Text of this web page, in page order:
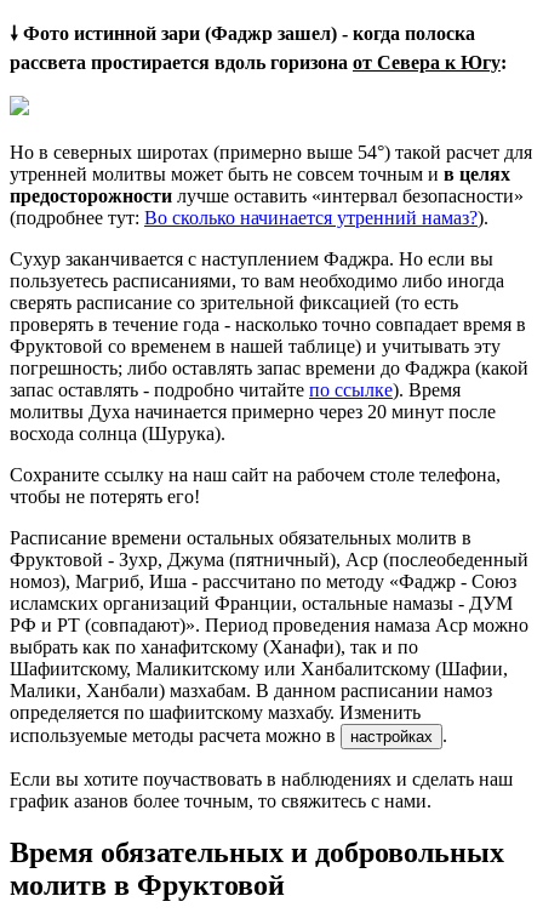
🠗 Фото истинной зари (Фаджр зашел) - когда полоска
рассвета простирается вдоль горизона от Севера к Югу:
Но в северных широтах (примерно выше 54°) такой расчет для
утренней молитвы может быть не совсем точным и в целях
предосторожности лучше оставить «интервал безопасности»
(подробнее тут: Во сколько начинается утренний намаз?).
Сухур заканчивается с наступлением Фаджра. Но если вы
пользуетесь расписаниями, то вам необходимо либо иногда
сверять расписание со зрительной фиксацией (то есть
проверять в течение года - насколько точно совпадает время в
Фруктовой со временем в нашей таблице) и учитывать эту
погрешность; либо оставлять запас времени до Фаджра (какой
запас оставлять - подробно читайте по ссылке). Время
молитвы Духа начинается примерно через 20 минут после
восхода солнца (Шурука).
Сохраните ссылку на наш сайт на рабочем столе телефона,
чтобы не потерять его!
Расписание времени остальных обязательных молитв в
Фруктовой - Зухр, Джума (пятничный), Аср (послеобеденный
номоз), Магриб, Иша - рассчитано по методу «Фаджр - Союз
исламских организаций Франции, остальные намазы - ДУМ
РФ и РТ (совпадают)». Период проведения намаза Аср можно
выбрать как по ханафитскому (Ханафи), так и по
Шафиитскому, Маликитскому или Ханбалитскому (Шафии,
Малики, Ханбали) мазхабам. В данном расписании намоз
определяется по шафиитскому мазхабу. Изменить
используемые методы расчета можно в
настройках .
Если вы хотите поучаствовать в наблюдениях и сделать наш
график азанов более точным, то свяжитесь с нами.
Время обязательных и добровольных
молитв в Фруктовой